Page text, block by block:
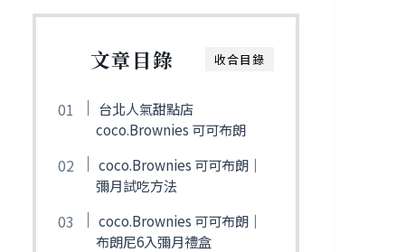
收合目錄
文章目錄
台北人氣甜點店
coco.Brownies 可可布朗
coco.Brownies 可可布朗｜
彌月試吃方法
coco.Brownies 可可布朗｜
布朗尼6入彌月禮盒